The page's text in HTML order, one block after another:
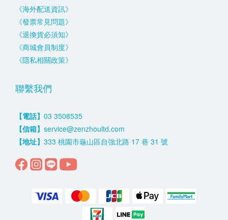
《海外配送資訊》
《發票常見問題》
《退換貨必須知》
《商城會員制度》
《隱私相關政策》
聯繫我們
【電話】 03 3508535
【信箱】 service@zenzhoultd.com
【地址】 333 桃園市龜山區自強北路 17 巷 31 號